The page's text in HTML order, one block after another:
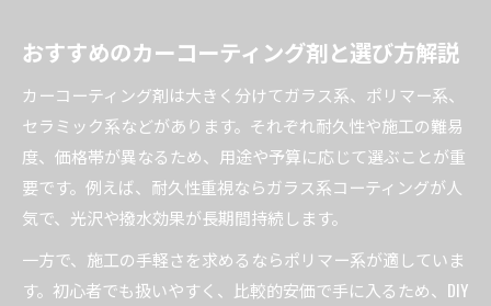
おすすめのカーコーティング剤と選び方解説
カーコーティング剤は大きく分けてガラス系、ポリマー系、
セラミック系などがあります。それぞれ耐久性や施工の難易
度、価格帯が異なるため、用途や予算に応じて選ぶことが重
要です。例えば、耐久性重視ならガラス系コーティングが人
気で、光沢や撥水効果が長期間持続します。
一方で、施工の手軽さを求めるならポリマー系が適していま
す。初心者でも扱いやすく、比較的安価で手に入るため、DIY